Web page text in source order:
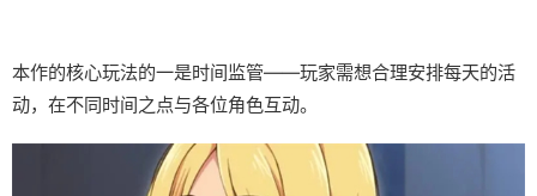
本作的核心玩法的一是时间监管——玩家需想合理安排每天的活
动，在不同时间之点与各位角色互动。